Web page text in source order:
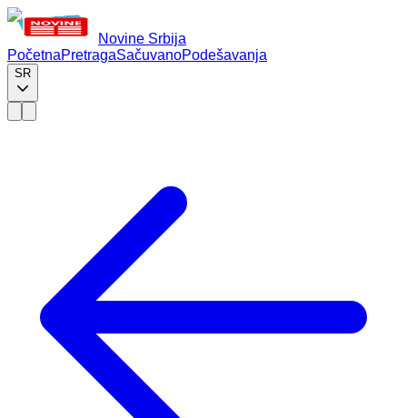
Novine Srbija
PočetnaPretragaSačuvanoPodešavanja
SR